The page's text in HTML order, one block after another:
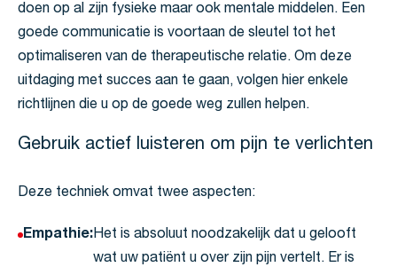
doen op al zijn fysieke maar ook mentale middelen. Een
goede communicatie is voortaan de sleutel tot het
optimaliseren van de therapeutische relatie. Om deze
uitdaging met succes aan te gaan, volgen hier enkele
richtlijnen die u op de goede weg zullen helpen.
Gebruik actief luisteren om pijn te verlichten
Deze techniek omvat twee aspecten:
Empathie:Het is absoluut noodzakelijk dat u gelooft
wat uw patiënt u over zijn pijn vertelt. Er is